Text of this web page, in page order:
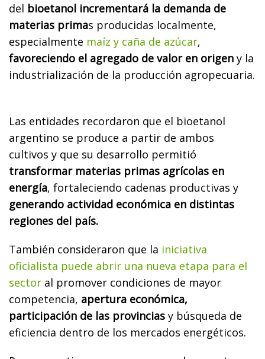
del bioetanol incrementará la demanda de
materias primas producidas localmente,
especialmente maíz y caña de azúcar,
favoreciendo el agregado de valor en origen y la
industrialización de la producción agropecuaria.
Las entidades recordaron que el bioetanol
argentino se produce a partir de ambos
cultivos y que su desarrollo permitió
transformar materias primas agrícolas en
energía, fortaleciendo cadenas productivas y
generando actividad económica en distintas
regiones del país.
También consideraron que la iniciativa
oficialista puede abrir una nueva etapa para el
sector al promover condiciones de mayor
competencia, apertura económica,
participación de las provincias y búsqueda de
eficiencia dentro de los mercados energéticos.